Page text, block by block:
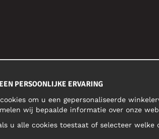
PERSOONLIJKE ERVARING
om u een gepersonaliseerde
wij bepaalde informatie over onze
u alle cookies toestaat of selecteer